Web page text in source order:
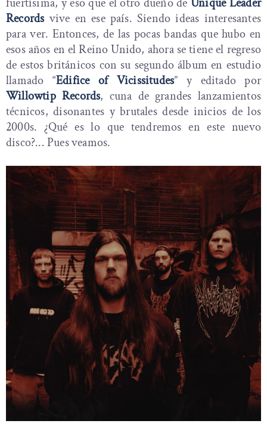
Recordsvive en ese país. Siendo ideas interesantes
para ver. Entonces, de las pocas bandas que hubo en
esos años en el Reino Unido, ahora se tiene el regreso
de estos británicos con su segundo álbum en estudio
llamado “Edifice of Vicissitudes” y editado por
Willowtip Records, cuna de grandes lanzamientos
técnicos, disonantes y brutales desde inicios de los
2000s. ¿Qué es lo que tendremos en este nuevo
disco?... Pues veamos.